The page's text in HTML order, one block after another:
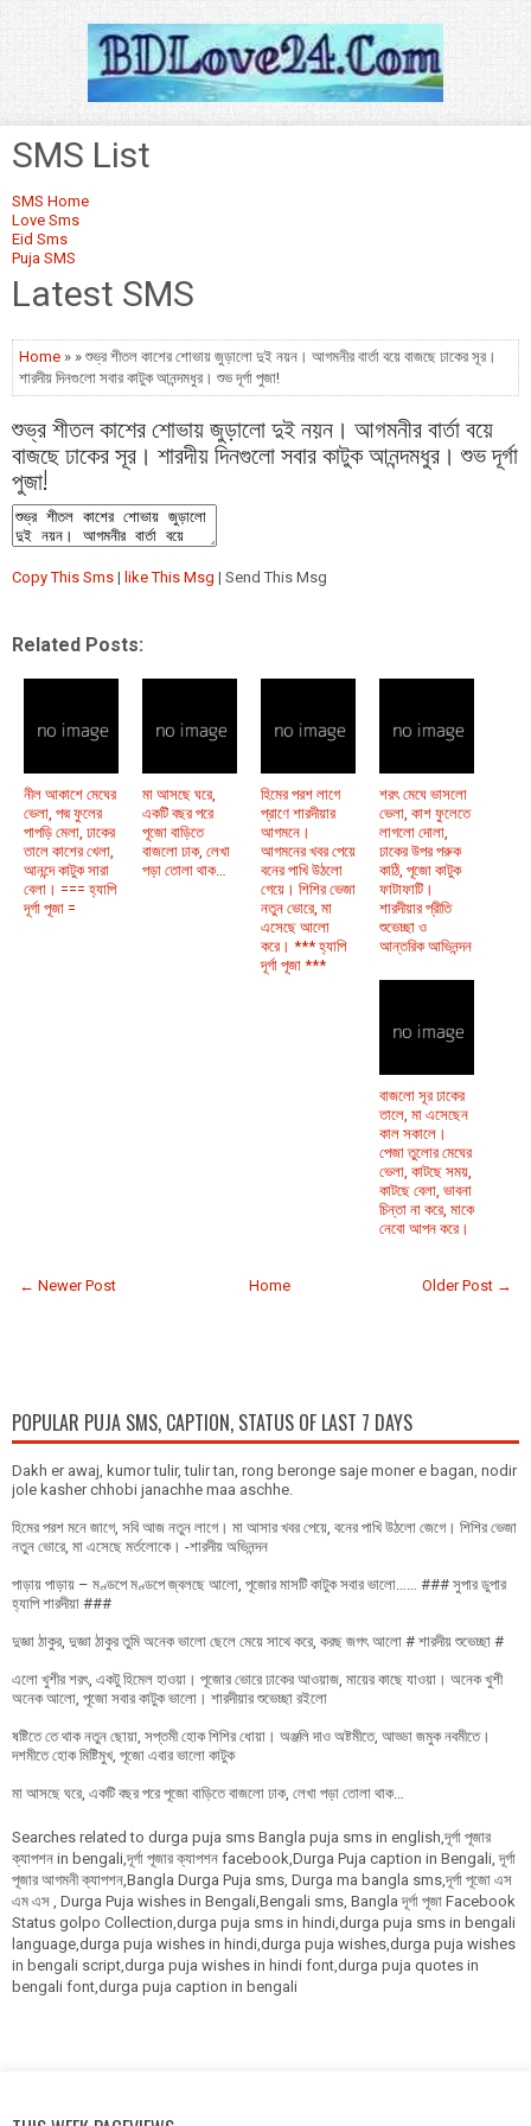
SMS List
SMS Home
Love Sms
Eid Sms
Puja SMS
Latest SMS
Home » » শুভ্র শীতল কাশের শোভায় জুড়ালো দুই নয়ন। আগমনীর বার্তা বয়ে বাজছে ঢাকের সূর।
শারদীয় দিনগুলো সবার কাটুক আনন্দমধুর। শুভ দূর্গা পুজা!
শুভ্র শীতল কাশের শোভায় জুড়ালো দুই নয়ন। আগমনীর বার্তা বয়ে
বাজছে ঢাকের সূর। শারদীয় দিনগুলো সবার কাটুক আনন্দমধুর। শুভ দূর্গা
পুজা!
Copy This Sms | like This Msg | Send This Msg
Related Posts:
নীল আকাশে মেঘের
ভেলা, পদ্ম ফুলের
পাপড়ি মেলা, ঢাকের
তালে কাশের খেলা,
আনন্দে কাটুক সারা
বেলা। === হ্যাপি
দূর্গা পূজা =
মা আসছে ঘরে,
একটি বছর পরে
পূজো বাড়িতে
বাজলো ঢাক, লেখা
পড়া তোলা থাক…
হিমের পরশ লাগে
প্রাণে শারদীয়ার
আগমনে।
আগমনের খবর পেয়ে
বনের পাখি উঠলো
গেয়ে। শিশির ভেজা
নতুন ভোরে, মা
এসেছে আলো
করে। *** হ্যাপি
দূর্গা পূজা ***
শরৎ মেঘে ভাসলো
ভেলা, কাশ ফুলেতে
লাগলো দোলা,
ঢাকের উপর পরুক
কাঠি, পূজো কাটুক
ফাটাফাটি।
শারদীয়ার প্রীতি
শুভেচ্ছা ও
আন্তরিক আভিনন্দন
বাজলো সূর ঢাকের
তালে, মা এসেছেন
কাল সকালে।
পেজা তুলোর মেঘের
ভেলা, কাটছে সময়,
কাটছে বেলা, ভাবনা
চিন্তা না করে, মাকে
নেবো আপন করে।
← Newer Post Older Post →
Home
POPULAR PUJA SMS, CAPTION, STATUS OF LAST 7 DAYS
Dakh er awaj, kumor tulir, tulir tan, rong beronge saje moner e bagan, nodir
jole kasher chhobi janachhe maa aschhe.
হিমের পরশ মনে জাগে, সবি আজ নতুন লাগে। মা আসার খবর পেয়ে, বনের পাখি উঠলো জেগে। শিশির ভেজা
নতুন ভোরে, মা এসেছে মর্তলোকে। -শারদীয় অভিনন্দন
পাড়ায় পাড়ায় – মণ্ডপে মণ্ডপে জ্বলছে আলো, পূজোর মাসটি কাটুক সবার ভালো…… ### সুপার ডুপার
হ্যাপি শারদীয়া ###
দুজ্ঞা ঠাকুর, দুজ্ঞা ঠাকুর তুমি অনেক ভালো ছেলে মেয়ে সাথে করে, করছ জগৎ আলো # শারদীয় শুভেচ্ছা #
এলো খুশীর শরৎ, একটু হিমেল হাওয়া। পূজোর ভোরে ঢাকের আওয়াজ, মায়ের কাছে যাওয়া। অনেক খুশী
অনেক আলো, পূজো সবার কাটুক ভালো। শারদীয়ার শুভেচ্ছা রইলো
ষষ্টিতে তে থাক নতুন ছোয়া, সপ্তমী হোক শিশির ধোয়া। অঞ্জলি দাও অষ্টমীতে, আড্ডা জমুক নবমীতে।
দশমীতে হোক মিষ্টিমুখ, পূজো এবার ভালো কাটুক
মা আসছে ঘরে, একটি বছর পরে পূজো বাড়িতে বাজলো ঢাক, লেখা পড়া তোলা থাক…
Searches related to durga puja sms Bangla puja sms in english,দূর্গা পূজার
ক্যাপশন in bengali,দূর্গা পূজার ক্যাপশন facebook,Durga Puja caption in Bengali, দূর্গা
পূজার আগমনী ক্যাপশন,Bangla Durga Puja sms, Durga ma bangla sms,দূর্গা পূজো এস
এম এস , Durga Puja wishes in Bengali,Bengali sms, Bangla দূর্গা পূজা Facebook
Status golpo Collection,durga puja sms in hindi,durga puja sms in bengali
language,durga puja wishes in hindi,durga puja wishes,durga puja wishes
in bengali script,durga puja wishes in hindi font,durga puja quotes in
bengali font,durga puja caption in bengali